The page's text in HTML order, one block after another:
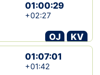
01:00:29
+02:27
OJ
KV
01:07:01
+01:42